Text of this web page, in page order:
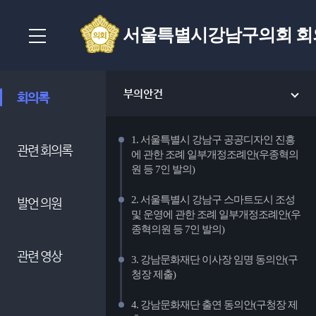
서울특별시강남구의회
회의록 부의안건
1. 서울특별시 강남구 공공디자인 진흥
에 관한 조례 일부개정조례안(우종혁의
원 등 7인 발의)
2. 서울특별시 강남구 스마트도시 조성
및 운영에 관한 조례 일부개정조례안(우
종혁의원 등 7인 발의)
3. 강남문화재단 이사장 임명 동의안(구
청장 제출)
4. 강남문화재단 출연 동의안(구청장 제
관련 회의록
발언 의원
관련 영상